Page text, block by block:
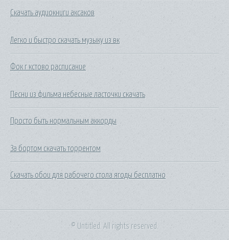
Скачать аудиокниги аксаков
Легко и быстро скачать музыку из вк
Фок г кстово расписание
Песни из фильма небесные ласточки скачать
Просто быть нормальным аккорды
За бортом скачать торрентом
Скачать обои для рабочего стола ягоды бесплатно
© Untitled. All rights reserved.